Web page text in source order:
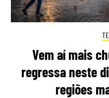
Vem aí mais
regressa neste
regiões